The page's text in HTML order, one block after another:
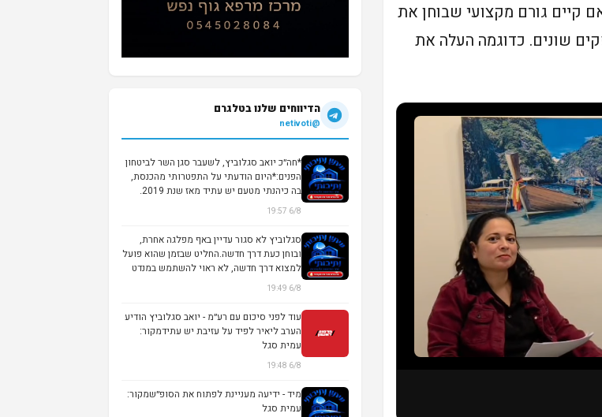
קיים גורם מקצועי שבוחן את
שונים. כדוגמה העלה את
הדיווחים שלנו בטלגרם
@netivoti
*חה״כ יואב סגלוביץ, לשעבר סגן השר לביטחון
הפנים:*היום הודעתי על התפטרותי מהכנסת,
בה כיהנתי מטעם יש עתיד מאז שנת 2019.
לא...
6/8 19:57
סגלוביץ לא סגור עדיין באף מפלגה אחרת,
ובוחן כעת דרך חדשה.החליט שבזמן שהוא פועל
למצוא דרך חדשה, לא ראוי להשתמש במנדט
שנית...
6/8 19:49
עוד לפני סיכום עם רע״מ - יואב סגלוביץ הודיע
הערב ליאיר לפיד על עזיבת יש עתידמקור:
עמית סגל
6/8 19:48
מיד - ידיעה מעניינת לפתוח את הסופ״שמקור:
עמית סגל